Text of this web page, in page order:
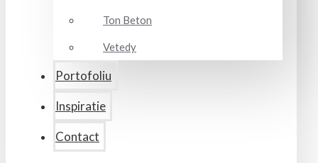
Ton Beton
Vetedy
Portofoliu
Inspiratie
Contact